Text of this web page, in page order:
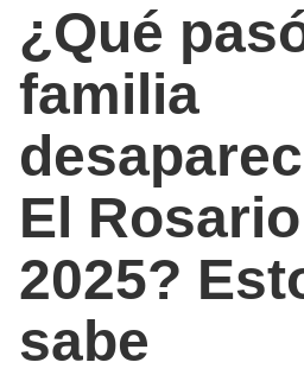
¿Qué
familia
El
2025?
sabe